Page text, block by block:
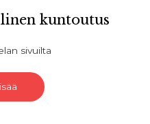
kuntoutus
sivuilta